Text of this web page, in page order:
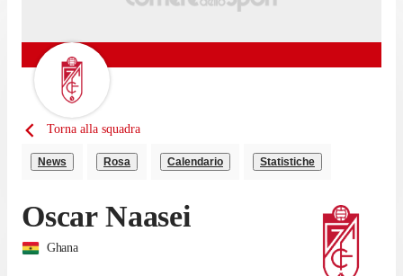
Torna alla squadra
News Rosa Calendario Statistiche
Oscar Naasei
Ghana